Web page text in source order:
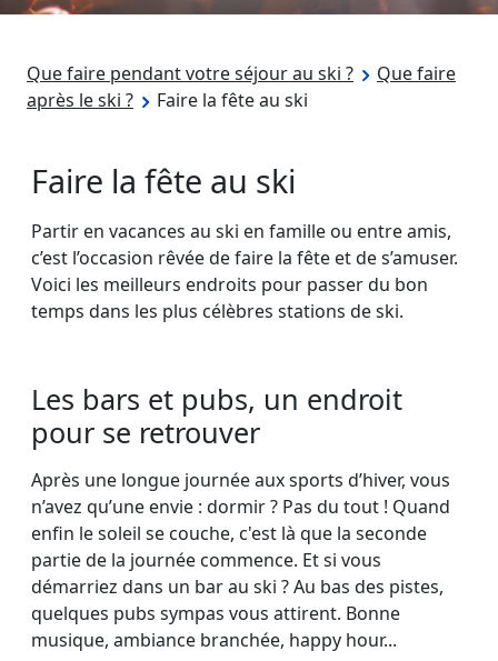
Que faire pendant votre séjour au ski ?
Que faire
après le ski ?
Faire la fête au ski
Faire la fête au ski
Partir en vacances au ski en famille ou entre amis,
c’est l’occasion rêvée de faire la fête et de s’amuser.
Voici les meilleurs endroits pour passer du bon
temps dans les plus célèbres stations de ski.
Les bars et pubs, un endroit
pour se retrouver
Après une longue journée aux sports d’hiver, vous
n’avez qu’une envie : dormir ? Pas du tout ! Quand
enfin le soleil se couche, c'est là que la seconde
partie de la journée commence. Et si vous
démarriez dans un bar au ski ? Au bas des pistes,
quelques pubs sympas vous attirent. Bonne
musique, ambiance branchée, happy hour...